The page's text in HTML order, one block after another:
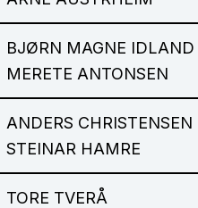
BJØRN MAGNE IDLAND
MERETE ANTONSEN
ANDERS CHRISTENSEN
STEINAR HAMRE
TORE TVERÅ